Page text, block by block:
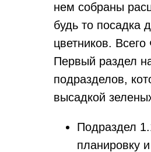
нем собраны
будь то посадка
цветников.
Первый раздел
подразделов,
высадкой
Подраздел
планировку